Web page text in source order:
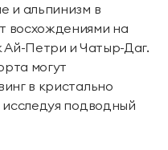
и альпинизм в
восхождениями на
Ай-Петри и Чатыр-Даг.
могут
в кристально
подводный